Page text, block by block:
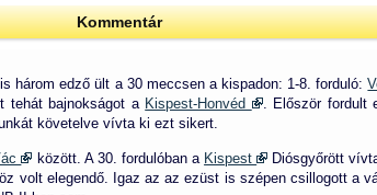
Kommentár
három edző ült a 30 meccsen a kispadon: 1-8. forduló:
tehát bajnokságot a Kispest-Honvéd
. Először fordult
követelve vívta ki ezt sikert.
között. A 30. fordulóban a Kispest
Diósgyőrött
volt elegendő. Igaz az az ezüst is szépen csillogott a